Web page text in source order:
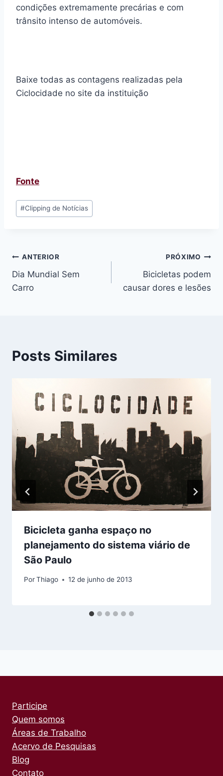
condições extremamente precárias e com
trânsito intenso de automóveis.
Baixe todas as contagens realizadas pela
Ciclocidade no site da instituição
Fonte
Tags
do
#Clipping de Notícias
Navegação
de
ANTERIOR
Dia Mundial Sem
Carro
PRÓXIMO
Bicicletas podem
causar dores e lesões
Posts Similares
Bicicleta ganha espaço no
planejamento do sistema viário de
São Paulo
PorThiago 12 de junho de 2013
Participe
Quem somos
Áreas de Trabalho
Acervo de Pesquisas
Blog
Contato